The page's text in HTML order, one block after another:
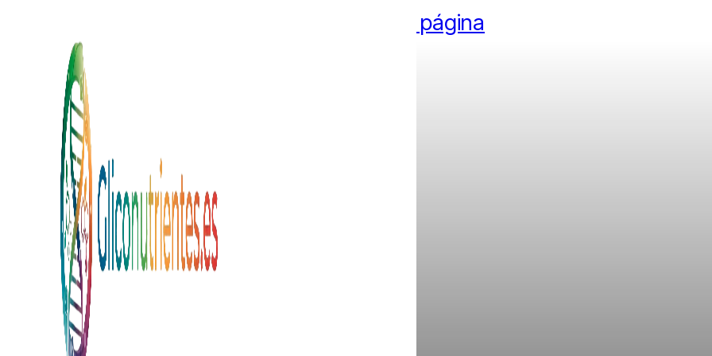
Saltar al pie de página
Hitos de la glicobiología
¿Por qué el NIH y Premios Nobel la llaman la